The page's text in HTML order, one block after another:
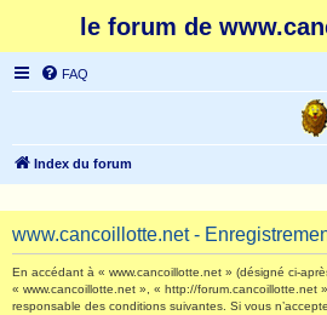
le forum de
FAQ
Index du forum
www.cancoillotte.net -
En accédant à « www.cancoillotte.net » (désigné ci-
« www.cancoillotte.net », « http://forum.cancoillotte.net
responsable des conditions suivantes. Si vous